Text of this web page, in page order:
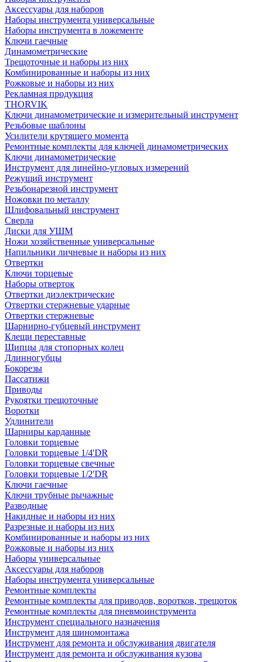
Аксессуары для наборов
Наборы инструмента универсальные
Наборы инструмента в ложементе
Ключи гаечные
Динамометрические
Трещоточные и наборы из них
Комбинированные и наборы из них
Рожковые и наборы из них
Рекламная продукция
THORVIK
Ключи динамометрические и измерительный инструмент
Резьбовые шаблоны
Усилители крутящего момента
Ремонтные комплекты для ключей динамометрических
Ключи динамометрические
Инструмент для линейно-угловых измерений
Режущий инструмент
Резьбонарезной инструмент
Ножовки по металлу
Шлифовальный инструмент
Сверла
Диски для УШМ
Ножи хозяйственные универсальные
Напильники личневые и наборы из них
Отвертки
Ключи торцевые
Наборы отверток
Отвертки диэлектрические
Отвертки стержневые ударные
Отвертки стержневые
Шарнирно-губцевый инструмент
Клещи переставные
Щипцы для стопорных колец
Длинногубцы
Бокорезы
Пассатижи
Приводы
Рукоятки трещоточные
Воротки
Удлинители
Шарниры карданные
Головки торцевые
Головки торцевые 1/4'DR
Головки торцевые свечные
Головки торцевые 1/2'DR
Ключи гаечные
Ключи трубные рычажные
Разводные
Накидные и наборы из них
Разрезные и наборы из них
Комбинированные и наборы из них
Рожковые и наборы из них
Наборы универсальные
Аксессуары для наборов
Наборы инструмента универсальные
Ремонтные комплекты
Ремонтные комплекты для приводов, воротков, трещоток
Ремонтные комплекты для пневмоинструмента
Инструмент специального назначения
Инструмент для шиномонтажа
Инструмент для ремонта и обслуживания двигателя
Инструмент для ремонта и обслуживания кузова